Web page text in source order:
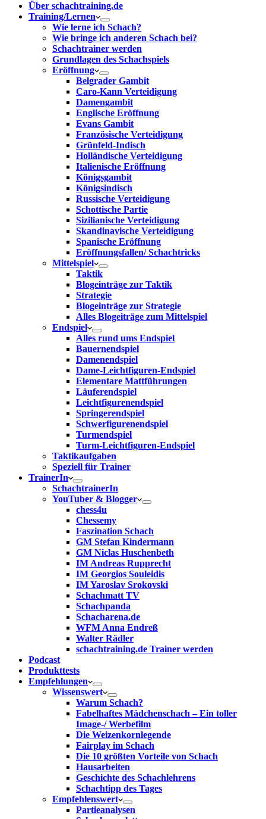
Über schachtraining.de
Training/Lernen
Wie lerne ich Schach?
Wie bringe ich anderen Schach bei?
Schachtrainer werden
Grundlagen des Schachspiels
Eröffnung
Belgrader Gambit
Caro-Kann Verteidigung
Damengambit
Englische Eröffnung
Evans Gambit
Französische Verteidigung
Grünfeld-Indisch
Holländische Verteidigung
Italienische Eröffnung
Königsgambit
Königsindisch
Russische Verteidigung
Schottische Partie
Sizilianische Verteidigung
Skandinavische Verteidigung
Spanische Eröffnung
Eröffnungsfallen/ Schachtricks
Mittelspiel
Taktik
Blogeinträge zur Taktik
Strategie
Blogeinträge zur Strategie
Alles Blogeiträge zum Mittelspiel
Endspiel
Alles rund ums Endspiel
Bauernendspiel
Damenendspiel
Dame-Leichtfiguren-Endspiel
Elementare Mattführungen
Läuferendspiel
Leichtfigurenendspiel
Springerendspiel
Schwerfigurenendspiel
Turmendspiel
Turm-Leichtfiguren-Endspiel
Taktikaufgaben
Speziell für Trainer
TrainerIn
SchachtrainerIn
YouTuber & Blogger
chess4u
Chessemy
Faszination Schach
GM Stefan Kindermann
GM Niclas Huschenbeth
IM Andreas Rupprecht
IM Georgios Souleidis
IM Yaroslav Srokovski
Schachmatt TV
Schachpanda
Schacharena.de
WFM Anna Endreß
Walter Rädler
schachtraining.de Trainer werden
Podcast
Produkttests
Empfehlungen
Wissenswert
Warum Schach?
Fabelhaftes Mädchenschach – Ein toller
Image-/ Werbefilm
Die Weizenkornlegende
Fairplay im Schach
Die 10 größten Vorteile von Schach‎
Hausarbeiten
Geschichte des Schachlehrens
Schachtipp des Tages
Empfehlenswert
Partieanalysen